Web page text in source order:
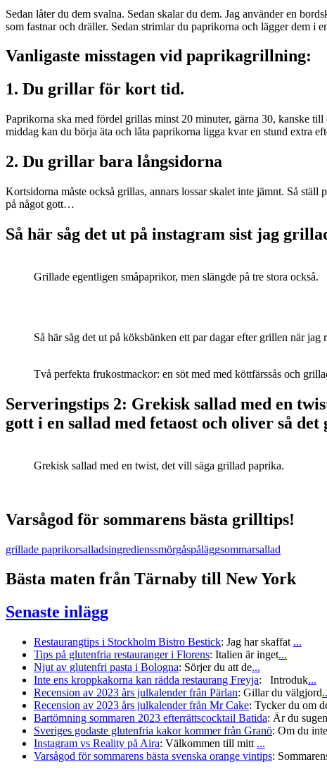
Sedan låter du dem svalna. Sedan skalar du dem. Jag använder en
som fastnar och dräller. Sedan strimlar du paprikorna och lägger dem i
Vanligaste misstagen vid paprikagrillning:
1. Du grillar för kort tid.
Paprikorna ska med fördel grillas minst 20 minuter, gärna 30, kanske
middag kan du börja äta och låta paprikorna ligga kvar en stund extra
2. Du grillar bara långsidorna
Kortsidorna måste också grillas, annars lossar skalet inte jämnt. Så
på något gott…
Så här såg det ut på instagram sist jag
Grillade egentligen småpaprikor, men slängde på tre stora också.
Så här såg det ut på köksbänken ett par dagar efter grillen när
Två perfekta frukostmackor: en söt med med köttfärssås och
Serveringstips 2: Grekisk sallad med en
gott i en sallad med fetaost och oliver så
Grekisk sallad med en twist, det vill säga grillad paprika.
Varsågod för sommarens bästa grilltips!
grillade paprikorsalladsingredienssmörgåspåläggsommarsallad
Bästa maten från Tärnaby till New York
Senaste inlägg
Restaurangtips i Stockholm Bistro Bestick: Jag har skaffat ...
Tips på glutenfria restauranger i Florens: Italien är inget...
Njut av glutenfri pasta i Bologna: Sörjer du att de...
Inte ens kroppkakorna kan rädda restaurang Freyja: Introduk...
Recension av 2023 års julkalender från Pärlan: Gillar du välgjord
Recension av 2023 års julkalender från Mr Cake: Tycker du om
Bartömning sommaren 2023 efterrättscocktail Batida: Är du
Sveriges godaste glutenfria kakor kommer från Granö: Om du
Instagram vs Reality på Aira: Välkommen till mitt ...
Varsågod för sommarens bästa svenska orange vintips: